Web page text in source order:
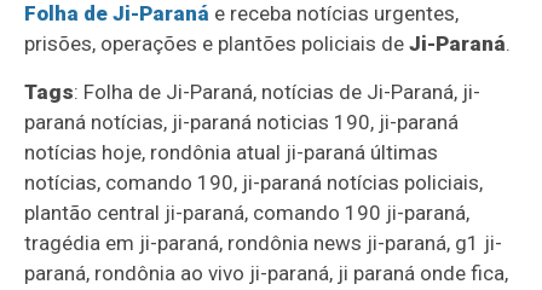
Folha de Ji-Paraná e receba notícias urgentes,
prisões, operações e plantões policiais deJi-Paraná.
Tags: Folha de Ji-Paraná, notícias de Ji-Paraná, ji-
paraná notícias, ji-paraná noticias 190, ji-paraná
notícias hoje, rondônia atual ji-paraná últimas
notícias, comando 190, ji-paraná notícias policiais,
plantão central ji-paraná, comando 190 ji-paraná,
tragédia em ji-paraná, rondônia news ji-paraná, g1 ji-
paraná, rondônia ao vivo ji-paraná, ji paraná onde fica,